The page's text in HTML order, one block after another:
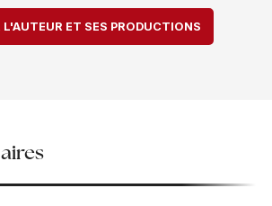
L'AUTEUR ET SES PRODUCTIONS